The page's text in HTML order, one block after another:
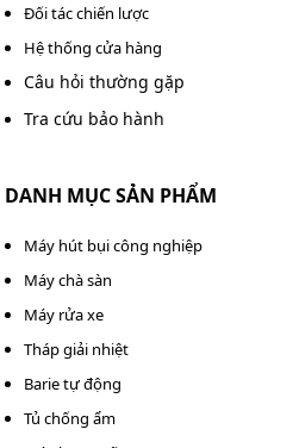
Đối tác chiến lược
Hệ thống cửa hàng
Câu hỏi thường gặp
Tra cứu bảo hành
DANH MỤC SẢN PHẨM
Máy hút bụi công nghiệp
Máy chà sàn
Máy rửa xe
Tháp giải nhiệt
Barie tự động
Tủ chống ẩm